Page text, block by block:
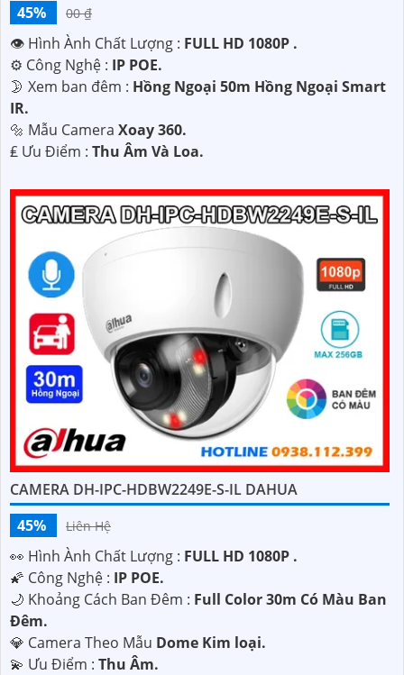
45%
00 ₫
👁 Hình Ành Chất Lượng : FULL HD 1080P .
⚙ Công Nghệ : IP POE.
🌛 Xem ban đêm : Hồng Ngoại 50m Hồng Ngoại Smart
IR.
🔩 Mẫu Camera Xoay 360.
️₤ Ưu Điểm : Thu Âm Và Loa.
CAMERA DH-IPC-HDBW2249E-S-IL DAHUA
45%
Liên Hệ
️👀 Hình Ành Chất Lượng : FULL HD 1080P .
🌠 Công Nghệ : IP POE.
🌙 Khoảng Cách Ban Đêm : Full Color 30m Có Màu Ban
Ðêm.
💎 Camera Theo Mẫu Dome Kim loại.
️💫 Ưu Điểm : Thu Âm.